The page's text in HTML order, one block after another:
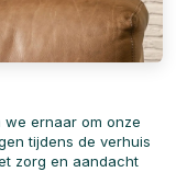
we ernaar om onze
tijdens de verhuis
zorg en aandacht